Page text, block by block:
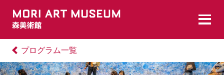
プログラム一覧